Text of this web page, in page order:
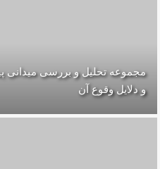
و دلایل وقوع آن